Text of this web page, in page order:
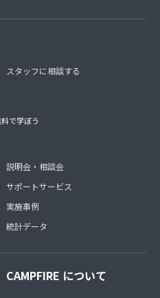
スタッフに相談する
で学ぼう
説明会・相談会
サポートサービス
実施事例
統計データ
CAMPFIRE について